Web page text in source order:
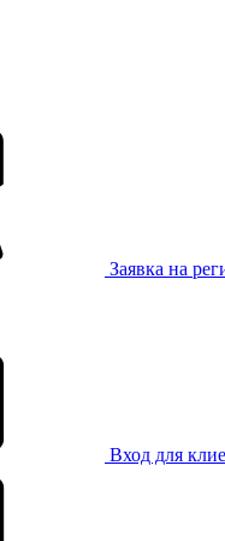
Заявка на
Вход для